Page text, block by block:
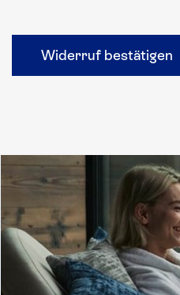
Widerruf bestätigen